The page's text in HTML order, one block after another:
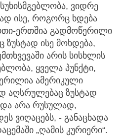
ვიდრე
ისე, როგორც ხდება
ერთშია გადმოწერილი
ზუსტად ისე მოხდება,
არის სისხლის
ყველა პუნქტი,
ამერიკული
აღსრულებაც ზუსტად
არა რუსულად,
ვიღაცებს, - განაცხადა
„ღამის კურიერი“.